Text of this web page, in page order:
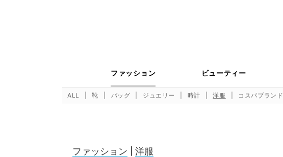
ファッション ビューティー
ALL 靴 バッグ ジュエリー 時計 洋服 コスパブランド
ファッション
洋服